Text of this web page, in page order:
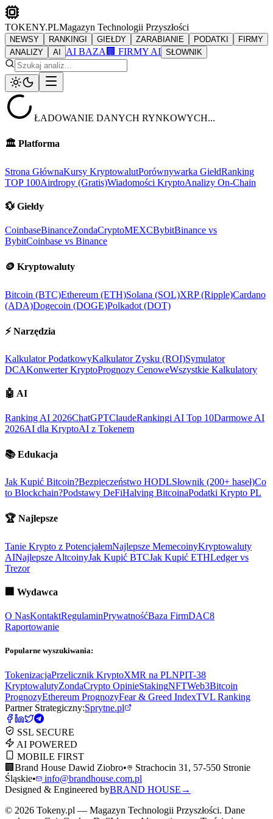
TOKENY.PLMagazyn Technologii Przyszłości
NEWSY RANKINGI GIEŁDY ZARABIANIE PODATKI
FIRMY
ANALIZY
AI AI BAZA 🏢 FIRMY AI SŁOWNIK
ŁADOWANIE DANYCH RYNKOWYCH...
🏛️ Platforma
Strona GłównaKursy KryptowalutPorównywarka GiełdRanking
TOP 100Airdropy (Gratis)Wiadomości KryptoAnalizy On-Chain
💱 Giełdy
CoinbaseBinanceZondaCryptoMEXCBybitBinance vs
BybitCoinbase vs Binance
🪙 Kryptowaluty
Bitcoin (BTC)Ethereum (ETH)Solana (SOL)XRP (Ripple)Cardano
(ADA)Dogecoin (DOGE)Polkadot (DOT)
⚡ Narzędzia
Kalkulator PodatkowyKalkulator Zysku (ROI)Symulator
DCAKonwerter KryptoPrognozy CenoweWszystkie Kalkulatory
🤖 AI
Ranking AI 2026ChatGPTClaudeRankingi AI Top 10Darmowe AI
2026AI dla KryptoAI z Tokenem
📚 Edukacja
Jak Kupić Bitcoin?Bezpieczeństwo HODLSłownik (200+ haseł)Co
to Blockchain?Podstawy DeFiHalving BitcoinaPodatki Krypto PL
🏆 Najlepsze
Tanie Krypto z PotencjałemNajlepsze MemecoinyKryptowaluty
AINajlepsze AltcoinyJak Kupić BTCJak Kupić ETHLedger vs
Trezor
🏢 Wydawca
O NasKontaktRegulaminPrywatnośćBaza FirmDAC8
Raportowanie
Popularne wyszukiwania:
TokenizacjaPrzelicznik KryptoXMR na PLNPIT-38
KryptowalutyZondaCrypto OpinieStakingNFTWeb3Bitcoin
PrognozyEthereum PrognozyFear & Greed IndexTVL Ranking
Partner Strategiczny:Sprytne.pl
SSL SECURE
AI POWERED
MOBILE FIRST
🏢 Brand House Dawid Ziobro•
Strachocin 31, 57-550 Stronie
Śląskie•
info@brandhouse.com.pl
Designed & Engineered byBRAND HOUSE →
© 2026 Tokeny.pl — Magazyn Technologii Przyszłości. Dane